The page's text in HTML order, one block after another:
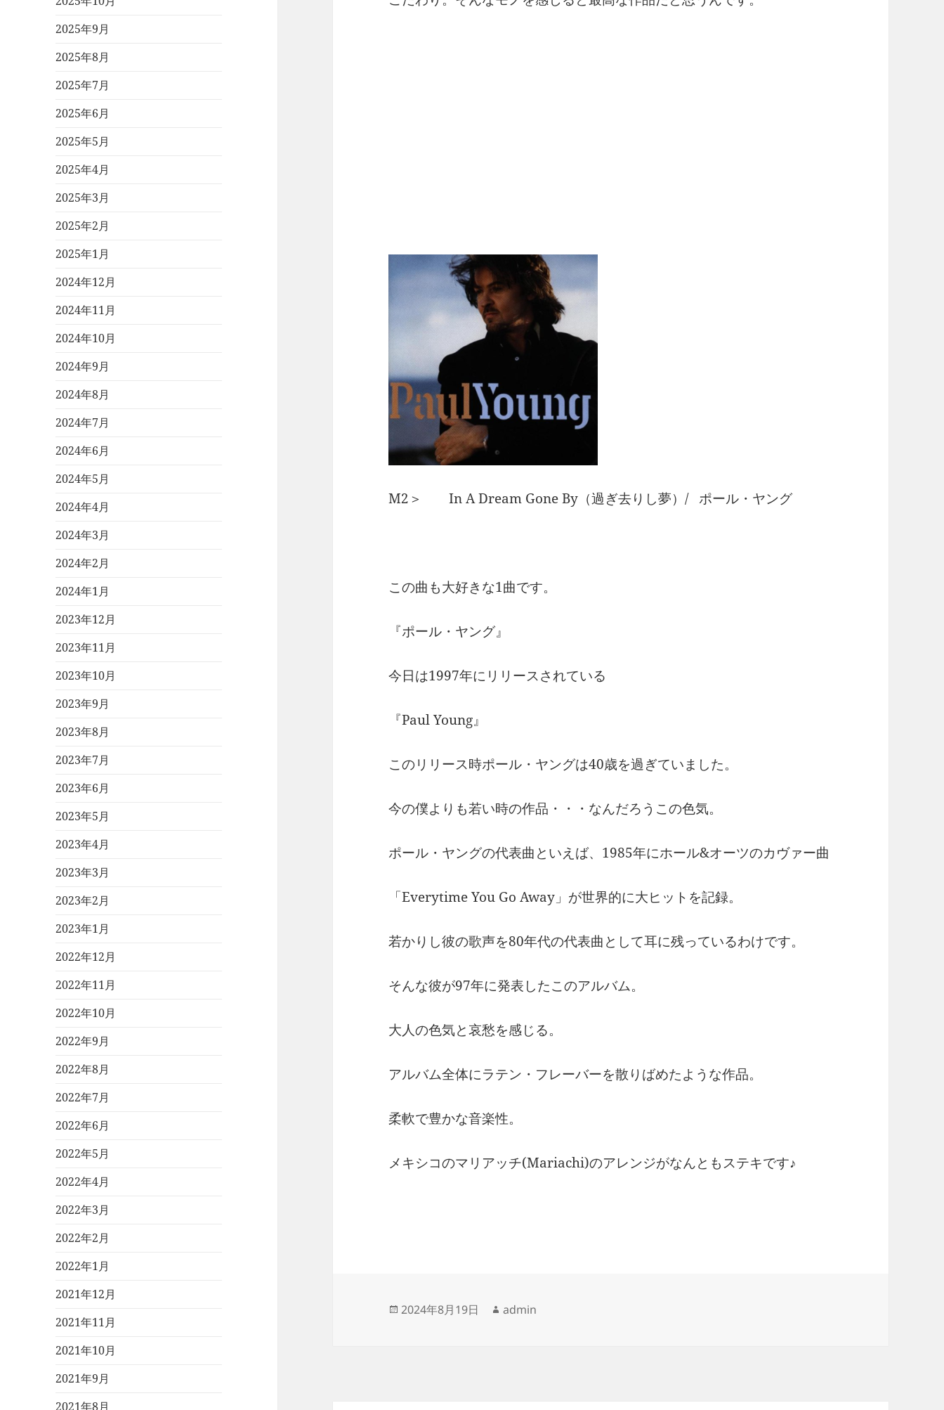
2025年9月
2025年8月
2025年7月
2025年6月
2025年5月
2025年4月
2025年3月
2025年2月
2025年1月
2024年12月
2024年11月
2024年10月
2024年9月
2024年8月
2024年7月
2024年6月
2024年5月
2024年4月
2024年3月
2024年2月
2024年1月
2023年12月
2023年11月
2023年10月
2023年9月
2023年8月
2023年7月
2023年6月
2023年5月
2023年4月
2023年3月
2023年2月
2023年1月
2022年12月
2022年11月
2022年10月
2022年9月
2022年8月
2022年7月
2022年6月
2022年5月
2022年4月
2022年3月
2022年2月
2022年1月
2021年12月
2021年11月
2021年10月
2021年9月
2021年8月
M2＞ In A Dream Gone By（過ぎ去りし夢）/ ポール・ヤング
この曲も大好きな1曲です。
『ポール・ヤング』
今日は1997年にリリースされている
『Paul Young』
このリリース時ポール・ヤングは40歳を過ぎていました。
今の僕よりも若い時の作品・・・なんだろうこの色気。
ポール・ヤングの代表曲といえば、1985年にホール&オーツのカヴァー曲
「Everytime You Go Away」が世界的に大ヒットを記録。
若かりし彼の歌声を80年代の代表曲として耳に残っているわけです。
そんな彼が97年に発表したこのアルバム。
大人の色気と哀愁を感じる。
アルバム全体にラテン・フレーバーを散りばめたような作品。
柔軟で豊かな音楽性。
メキシコのマリアッチ(Mariachi)のアレンジがなんともステキです♪
投
2024年8月19日
作
admin